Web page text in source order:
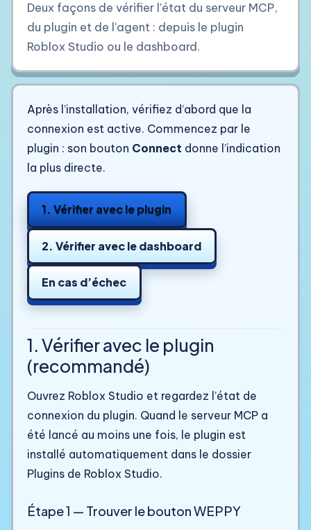
Deux façons de vérifier l'état du serveur MCP,
du plugin et de l'agent : depuis le plugin
Roblox Studio ou le dashboard.
Après l’installation, vérifiez d’abord que la
connexion est active. Commencez par le
plugin : son bouton Connect donne l’indication
la plus directe.
1. Vérifier avec le plugin
2. Vérifier avec le dashboard
En cas d’échec
1. Vérifier avec le plugin
(recommandé)
Ouvrez Roblox Studio et regardez l’état de
connexion du plugin. Quand le serveur MCP a
été lancé au moins une fois, le plugin est
installé automatiquement dans le dossier
Plugins de Roblox Studio.
Étape 1 — Trouver le bouton WEPPY